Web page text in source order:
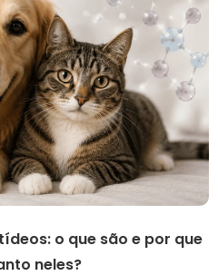
o que são e por que
neles?